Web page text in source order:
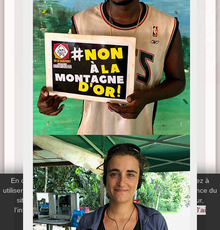
En continuant votre navigation sur le site, vous nous autorisez à
utiliser les cookies de Google Analytics afin de mesurer l'audience du
site web. Si vous désactivez les cookies de votre navigateur,
l'intégralité du site web reste disponible.En savoir plus
J'ai
compris